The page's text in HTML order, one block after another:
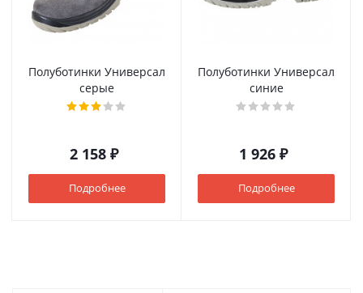
Полуботинки Универсал
серые
2 158 ₽
Подробнее
Полуботинки Универсал
синие
1 926 ₽
Подробнее